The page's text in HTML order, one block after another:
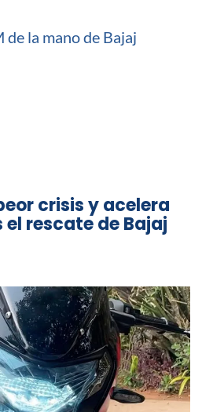
crisis y acelera
rescate de Bajaj